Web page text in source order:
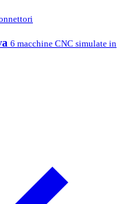
6 macchine CNC simulate in